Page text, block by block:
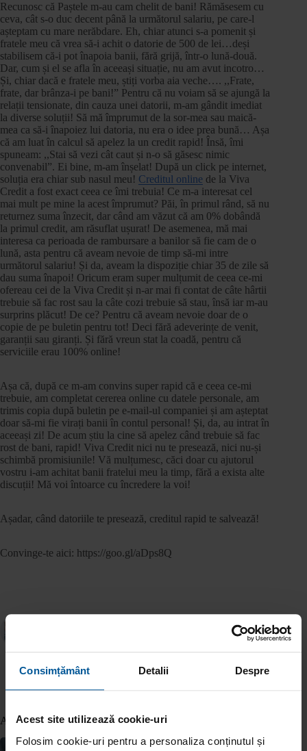
Consimțământ Detalii Despre
Acest site utilizează cookie-uri
Folosim cookie-uri pentru a personaliza conținutul și
Recunosc că Paștele m-au cam chelit de bani! Rămăsesem cu
ceva, cât s-o duc decent până la următorul salariu, pe care-l
așteptam cu mare nerăbdare. Eh, chiar atunci s-a pomenit și
fratele meu că vrea să-i achit o datorie de 500 de lei…deși
stabilisem că-i pot înapoia banii, fără grijă, într-o lună-două.
Dar, cum și el se afla în aceeași situație, nu am avut incotro…
Și, chiar dacă e fratele meu, știți vorba aia veche…. ,,Frate,
frate, dar brânza-i pe bani!” Pentru că nu voiam să se ajungă la
relații tensionate, din cauza unei datorii, m-am gândit imediat
la diverse soluții! Să mă împrumut de la sor-mea sau maică-
mea ca să-i înapoiez lui datoria, nu era o idee prea bună… Așa
că am luat în calcul să apelez la un credit rapid! Însă, îmi
spuneam: ,,Stai să vezi cât caut și n-o să găsesc nimic
convenabil”. Ei bine, m-am înșelat! După un click pe internet,
soluția era chiar sub nasul meu! Creditul online de la Viva
Credit a fost exact ceea ce îmi trebuia! Ce m-a interesat cel
mai mult pe mine la acest împrumut? Păi, în primul rând, să nu
returnez suma înzecit, dar când am văzut că am 0% dobândă
la primul credit, am răsuflat ușurat! De asemenea, mă mai
interesa ca perioada de rambursare a banilor să fie cam de o
lună, asta pentru că aveam nevoie de timp să-mi intre
următorul salariu! Și da, aveam la dispoziție chiar 35 de zile să
dau suma înapoi! Oricum eram super mulțumit de ceea ce-mi
ofereau cei de la Viva Credit și n-ar mai fi contat de câte hârtii
trebuie să fac rost sau la câte cozi trebuie să stau, însă iar m-au
surprins plăcut! De ce? Pentru că aveam nevoie doar de o
copie de pe buletin pentru tot! Deci fără adeverințe de venit,
garanții sau giranți. Și fără vreun stat la coadă, pentru că
serviciile erau 100% online!
Așa că, după ce m-am convins super rapid că e ceea ce-mi
trebuie, am completat cererea online cu datele personale, am
trimis copia după buletin pe e-mail-ul companiei și am așteptat
doar să-mi fie virați banii în contul personal! Și, da, au intrat în
aceeași zi! De acum știu la cine să apelez când trebuie să fac
rost de bani, rapid! Viva Credit nici nu te presează, nici nu-și
schimbă promisiunile! Vă mulțumesc, căci doar cu ajutorul
vostru i-am achitat banii fratelui meu la timp, fără a exista alte
discuții! Mă voi întoarce cu încredere la voi!
Așadar, când datoriile te presează, creditul rapid te salvează!
Convinge-te aici: https://goo.gl/aDps8Q
Articole similare